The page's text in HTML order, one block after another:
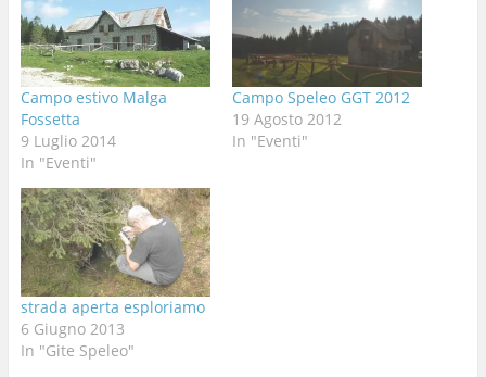
Campo estivo Malga
Fossetta
9 Luglio 2014
In "Eventi"
Campo Speleo GGT 2012
19 Agosto 2012
In "Eventi"
strada aperta esploriamo
6 Giugno 2013
In "Gite Speleo"